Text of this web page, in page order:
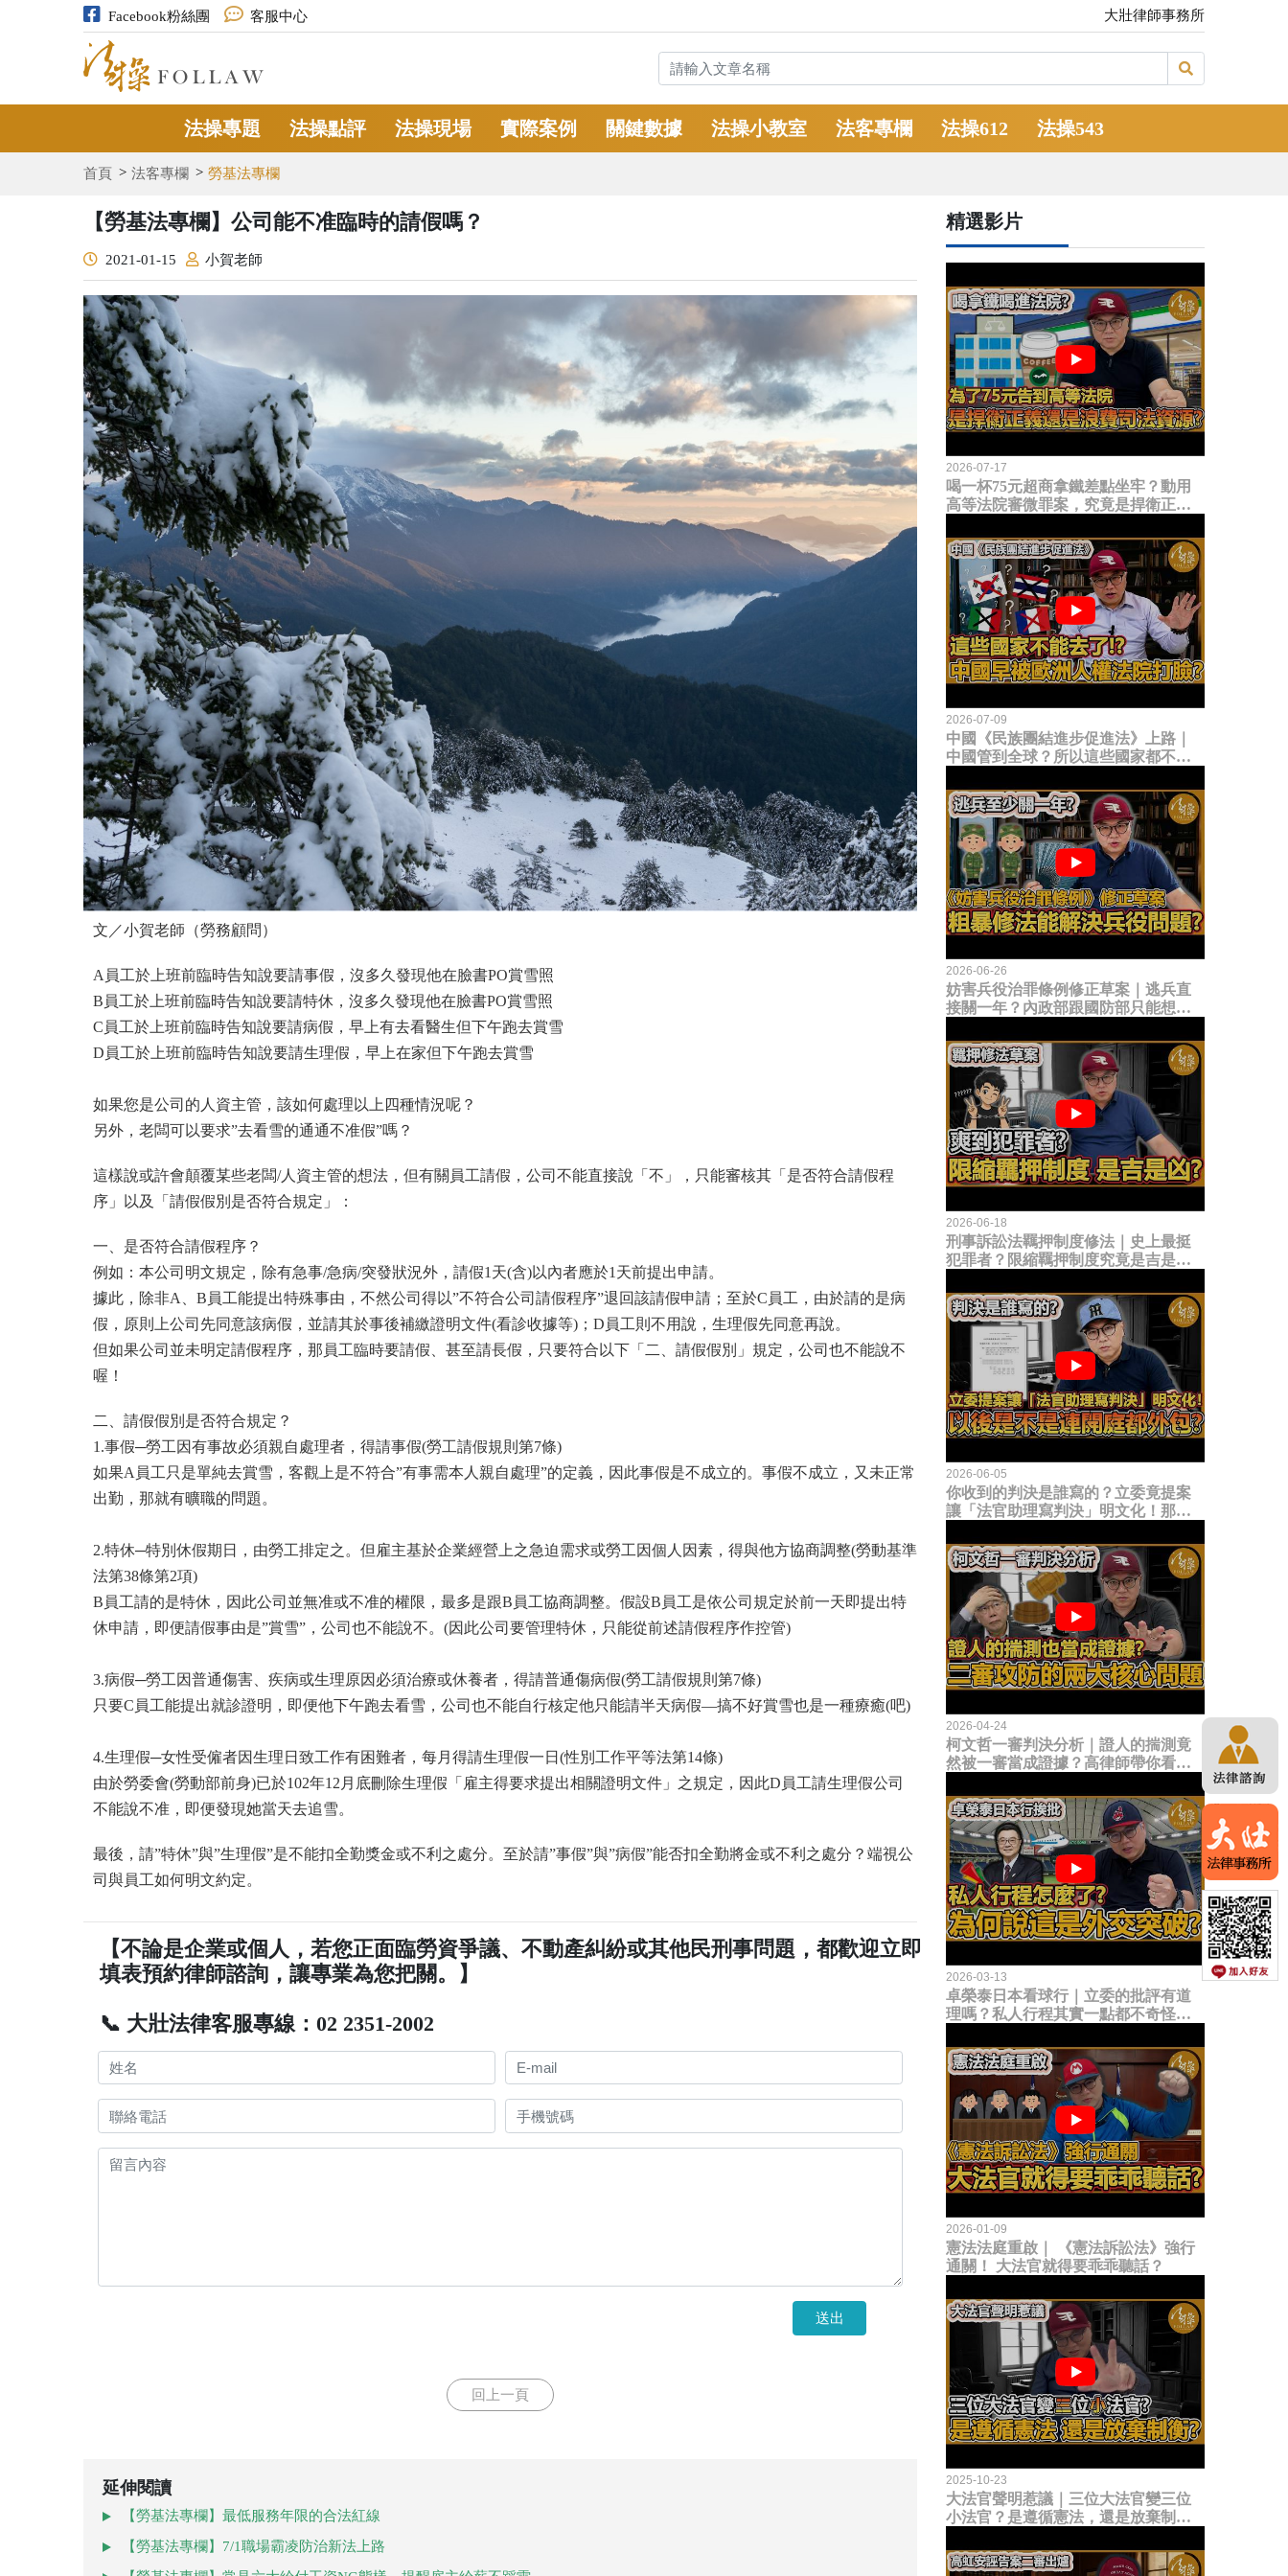
Facebook粉絲團 客服中心 大壯律師事務所
法操專題 法操點評 法操現場 實際案例 關鍵數據 法操小教室 法客專欄 法操612 法操543
首頁 法客專欄 勞基法專欄
【勞基法專欄】公司能不准臨時的請假嗎？
2021-01-15 小賀老師
文／小賀老師（勞務顧問）
A員工於上班前臨時告知說要請事假，沒多久發現他在臉書PO賞雪照
B員工於上班前臨時告知說要請特休，沒多久發現他在臉書PO賞雪照
C員工於上班前臨時告知說要請病假，早上有去看醫生但下午跑去賞雪
D員工於上班前臨時告知說要請生理假，早上在家但下午跑去賞雪
如果您是公司的人資主管，該如何處理以上四種情況呢？
另外，老闆可以要求”去看雪的通通不准假”嗎？
這樣說或許會顛覆某些老闆/人資主管的想法，但有關員工請假，公司不能直接說「不」，只能審核其「是否符合請假程
序」以及「請假假別是否符合規定」：
一、是否符合請假程序？
例如：本公司明文規定，除有急事/急病/突發狀況外，請假1天(含)以內者應於1天前提出申請。
據此，除非A、B員工能提出特殊事由，不然公司得以”不符合公司請假程序”退回該請假申請；至於C員工，由於請的是病
假，原則上公司先同意該病假，並請其於事後補繳證明文件(看診收據等)；D員工則不用說，生理假先同意再說。
但如果公司並未明定請假程序，那員工臨時要請假、甚至請長假，只要符合以下「二、請假假別」規定，公司也不能說不
喔！
二、請假假別是否符合規定？
1.事假─勞工因有事故必須親自處理者，得請事假(勞工請假規則第7條)
如果A員工只是單純去賞雪，客觀上是不符合”有事需本人親自處理”的定義，因此事假是不成立的。事假不成立，又未正常
出勤，那就有曠職的問題。
2.特休─特別休假期日，由勞工排定之。但雇主基於企業經營上之急迫需求或勞工因個人因素，得與他方協商調整(勞動基準
法第38條第2項)
B員工請的是特休，因此公司並無准或不准的權限，最多是跟B員工協商調整。假設B員工是依公司規定於前一天即提出特
休申請，即便請假事由是”賞雪”，公司也不能說不。(因此公司要管理特休，只能從前述請假程序作控管)
3.病假─勞工因普通傷害、疾病或生理原因必須治療或休養者，得請普通傷病假(勞工請假規則第7條)
只要C員工能提出就診證明，即便他下午跑去看雪，公司也不能自行核定他只能請半天病假—搞不好賞雪也是一種療癒(吧)
4.生理假─女性受僱者因生理日致工作有困難者，每月得請生理假一日(性別工作平等法第14條)
由於勞委會(勞動部前身)已於102年12月底刪除生理假「雇主得要求提出相關證明文件」之規定，因此D員工請生理假公司
不能說不准，即便發現她當天去追雪。
最後，請”特休”與”生理假”是不能扣全勤獎金或不利之處分。至於請”事假”與”病假”能否扣全勤將金或不利之處分？端視公
司與員工如何明文約定。
【不論是企業或個人，若您正面臨勞資爭議、不動產糾紛或其他民刑事問題，都歡迎立即
填表預約律師諮詢，讓專業為您把關。】
📞 大壯法律客服專線：02 2351-2002
送出
回上一頁
延伸閱讀
【勞基法專欄】最低服務年限的合法紅線
【勞基法專欄】7/1職場霸凌防治新法上路
精選影片
2026-07-17
喝一杯75元超商拿鐵差點坐牢？動用
高等法院審微罪案，究竟是捍衛正義
2026-07-09
中國《民族團結進步促進法》上路｜
中國管到全球？所以這些國家都不能
臉？
2026-06-26
妨害兵役治罪條例修正草案｜逃兵直
接關一年？內政部跟國防部只能想到
題？
2026-06-18
刑事訴訟法羈押制度修法｜史上最挺
犯罪者？限縮羈押制度究竟是吉是
2026-06-05
你收到的判決是誰寫的？立委竟提案
讓「法官助理寫判決」明文化！那以
2026-04-24
柯文哲一審判決分析｜證人的揣測竟
然被一審當成證據？高律師帶你看未
2026-03-13
卓榮泰日本看球行｜立委的批評有道
理嗎？私人行程其實一點都不奇怪？
2026-01-09
憲法法庭重啟｜ 《憲法訴訟法》強行
通關！ 大法官就得要乖乖聽話？
2025-10-23
大法官聲明惹議｜三位大法官變三位
小法官？是遵循憲法，還是放棄制衡